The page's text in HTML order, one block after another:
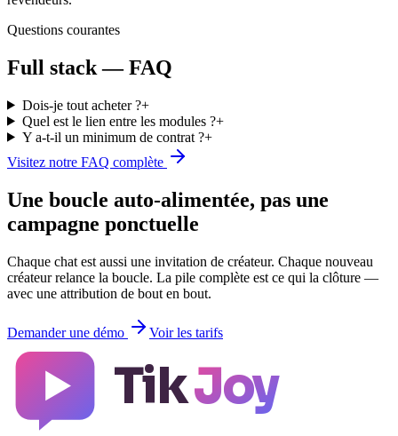
Questions courantes
Full stack — FAQ
Dois-je tout acheter ?+
Quel est le lien entre les modules ?+
Y a-t-il un minimum de contrat ?+
Visitez notre FAQ complète
Une boucle auto-alimentée, pas une
campagne ponctuelle
Chaque chat est aussi une invitation de créateur. Chaque nouveau
créateur relance la boucle. La pile complète est ce qui la clôture —
avec une attribution de bout en bout.
Demander une démo Voir les tarifs
TikJoy